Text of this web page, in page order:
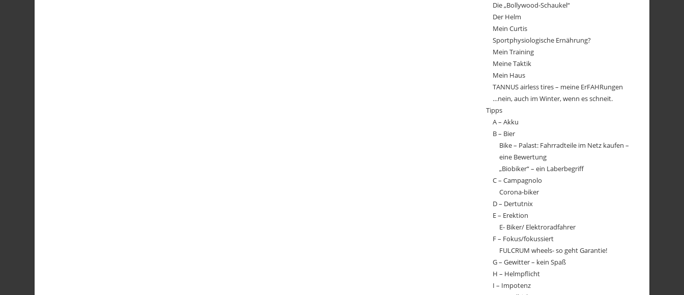
Die „Bollywood-Schaukel“
Der Helm
Mein Curtis
Sportphysiologische Ernährung?
Mein Training
Meine Taktik
Mein Haus
TANNUS airless tires – meine ErFAHRungen
…nein, auch im Winter, wenn es schneit.
Tipps
A – Akku
B – Bier
Bike – Palast: Fahrradteile im Netz kaufen –
eine Bewertung
„Biobiker“ – ein Laberbegriff
C – Campagnolo
Corona-biker
D – Dertutnix
E – Erektion
E- Biker/ Elektroradfahrer
F – Fokus/fokussiert
FULCRUM wheels- so geht Garantie!
G – Gewitter – kein Spaß
H – Helmpflicht
I – Impotenz